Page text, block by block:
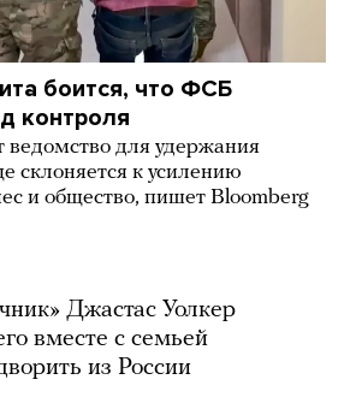
боится, что ФСБ
контроля
ведомство для удержания
склоняется к усилению
и общество, пишет Bloomberg
Джастас Уолкер
вместе с семьей
из России